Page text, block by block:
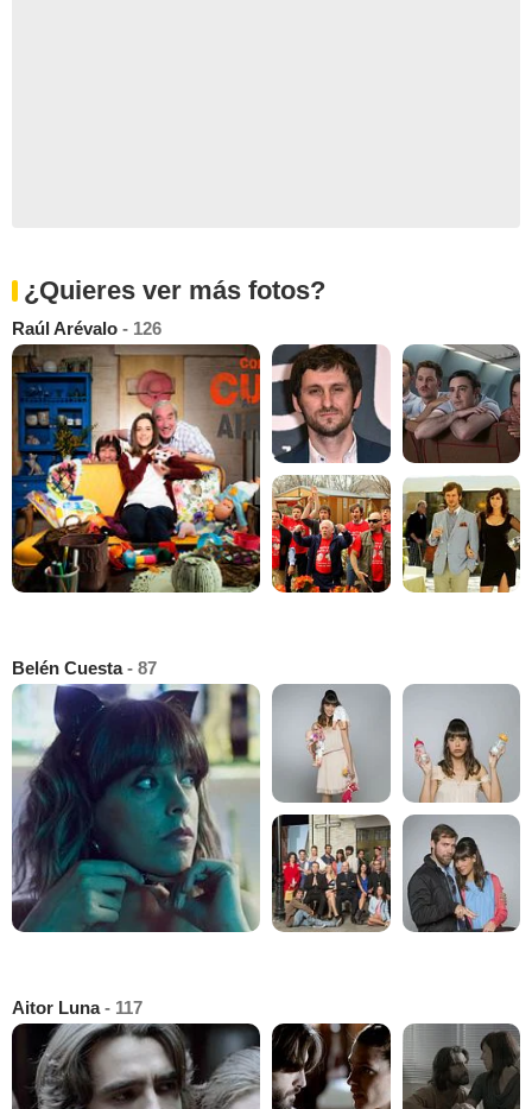
¿Quieres ver más fotos?
Raúl Arévalo - 126
Belén Cuesta- 87
Aitor Luna- 117